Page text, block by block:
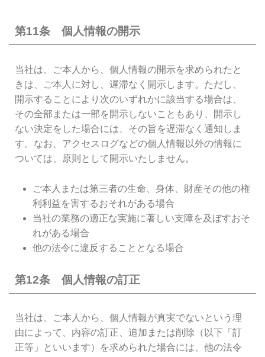
第11条 個人情報の開示
当社は、ご本人から、個人情報の開示を求められたと
きは、ご本人に対し、遅滞なく開示します。ただし、
開示することにより次のいずれかに該当する場合は、
その全部または一部を開示しないこともあり、開示し
ない決定をした場合には、その旨を遅滞なく通知しま
す。なお、アクセスログなどの個人情報以外の情報に
ついては、原則として開示いたしません。
ご本人または第三者の生命、身体、財産その他の権
利利益を害するおそれがある場合
当社の業務の適正な実施に著しい支障を及ぼすおそ
れがある場合
他の法令に違反することとなる場合
第12条 個人情報の訂正
当社は、ご本人から、個人情報が真実でないという理
由によって、内容の訂正、追加または削除（以下「訂
正等」といいます）を求められた場合には、他の法令